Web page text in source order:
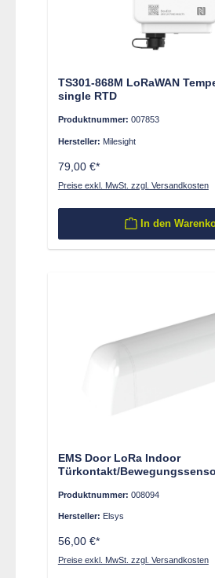
TS301-868M LoRaWAN
single RTD
Produktnummer: 007853
Hersteller: Milesight
79,00 €*
Preise exkl. MwSt. zzgl. Versandkosten
In den
EMS Door LoRa Indoor
Türkontakt/
Produktnummer: 008094
Hersteller: Elsys
56,00 €*
Preise exkl. MwSt. zzgl. Versandkosten